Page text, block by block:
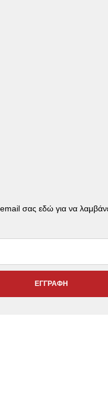
σας εδώ για να